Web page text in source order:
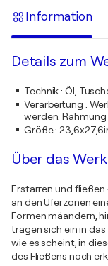
Information
Details zum
Technik:Öl,
Verarbeitung :
werden.
Größe:
Über das Werk
Erstarren und
an den Uferzonen
Formen mäandern,
tragen sich ein in
wie es scheint, in
des Fließens noch